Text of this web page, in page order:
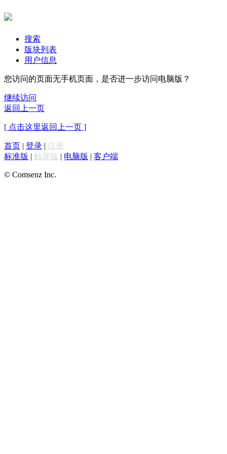
搜索
版块列表
用户信息
您访问的页面无手机页面，是否进一步访问电脑版？
继续访问
返回上一页
[ 点击这里返回上一页 ]
首页 | 登录 | 注册
标准版 | 触屏版 | 电脑版 | 客户端
© Comsenz Inc.